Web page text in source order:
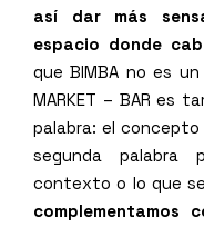
así dar más
espacio donde
que BIMBA no es
MARKET – BAR es
palabra: el concepto
segunda palabra
contexto o lo que
complementamos